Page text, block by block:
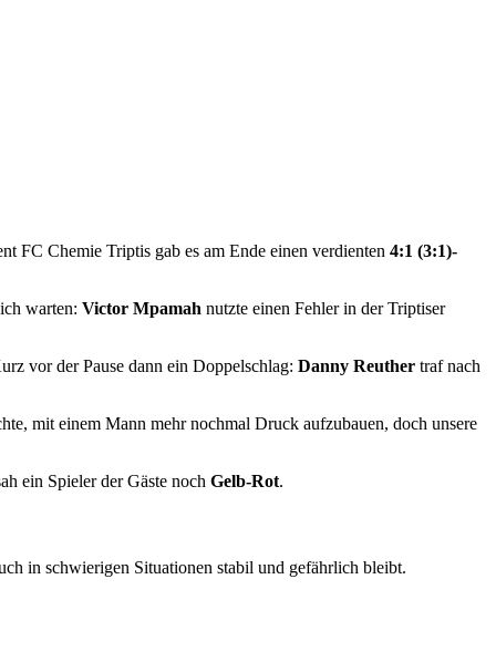
FC Chemie Triptis gab es am Ende einen verdienten 4:1 (3:1)-
warten: Victor Mpamah nutzte einen Fehler in der Triptiser
vor der Pause dann ein Doppelschlag: Danny Reuther traf nach
mit einem Mann mehr nochmal Druck aufzubauen, doch unsere
ein Spieler der Gäste noch Gelb-Rot.
in schwierigen Situationen stabil und gefährlich bleibt.